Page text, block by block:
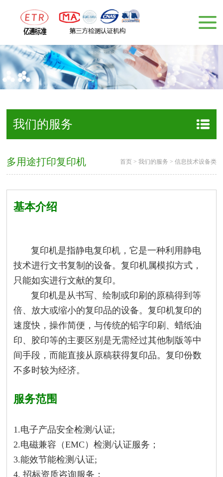
我们的服务
多用途打印复印机 首页> 我们的服务 > 信息技术设备类
基本介绍
复印机是指静电复印机，它是一种利用静电
技术进行文书复制的设备。复印机属模拟方式，
只能如实进行文献的复印。
复印机是从书写、绘制或印刷的原稿得到等
倍、放大或缩小的复印品的设备。复印机复印的
速度快，操作简便，与传统的铅字印刷、蜡纸油
印、胶印等的主要区别是无需经过其他制版等中
间手段，而能直接从原稿获得复印品。复印份数
不多时较为经济。
服务范围
1.电子产品安全检测/认证;
2.电磁兼容（EMC）检测/认证服务；
3.能效节能检测/认证;
4. 招标资质咨询服务；